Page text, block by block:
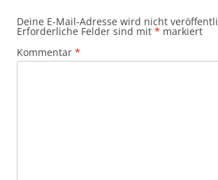
Deine E-Mail-Adresse wird nicht
Erforderliche Felder sind mit * markiert
Kommentar *